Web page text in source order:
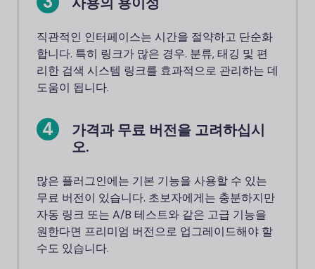
직관적인 인터페이스는 시간을 절약하고 단순화
합니다. 특히 링크가 많은 경우. 분류, 태깅 및 편
리한 검색 시스템 링크를 효과적으로 관리하는 데
도움이 됩니다.
가격과 무료 버전을 고려하십시
오.
많은 플러그인에는 기본 기능을 사용할 수 있는
무료 버전이 있습니다. 초보자에게는 충분하지만
자동 링크 또는 A/B 테스트와 같은 고급 기능을
원한다면 프리미엄 버전으로 업그레이드해야 할
수도 있습니다.